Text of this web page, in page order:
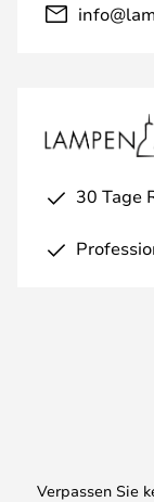
30 Tage
Verpassen Sie